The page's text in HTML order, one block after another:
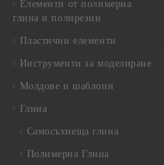
Елементи от полимерна
глина и полирезин
Пластични елементи
Инструменти за моделиране
Молдове и шаблони
Глина
Самосъхнеща глина
Полимерна Глина